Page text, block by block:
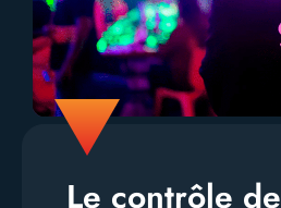
Le contrôle de